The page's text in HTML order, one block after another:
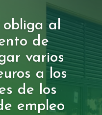
obliga al
de
varios
a los
de los
empleo